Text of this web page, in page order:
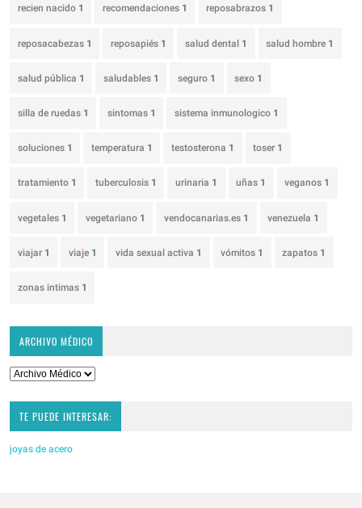
recien nacido 1 recomendaciones 1 reposabrazos 1
reposacabezas 1 reposapiés 1 salud dental 1 salud hombre 1
salud pública 1 saludables 1 seguro 1 sexo 1
silla de ruedas 1 sintomas 1 sistema inmunologico 1
soluciones 1 temperatura 1 testosterona 1 toser 1
tratamiento 1 tuberculosis 1 urinaria 1 uñas 1 veganos 1
vegetales 1 vegetariano 1 vendocanarias.es 1 venezuela 1
viajar 1 viaje 1 vida sexual activa 1 vómitos 1 zapatos 1
zonas intimas 1
ARCHIVO MÉDICO
TE PUEDE INTERESAR:
joyas de acero